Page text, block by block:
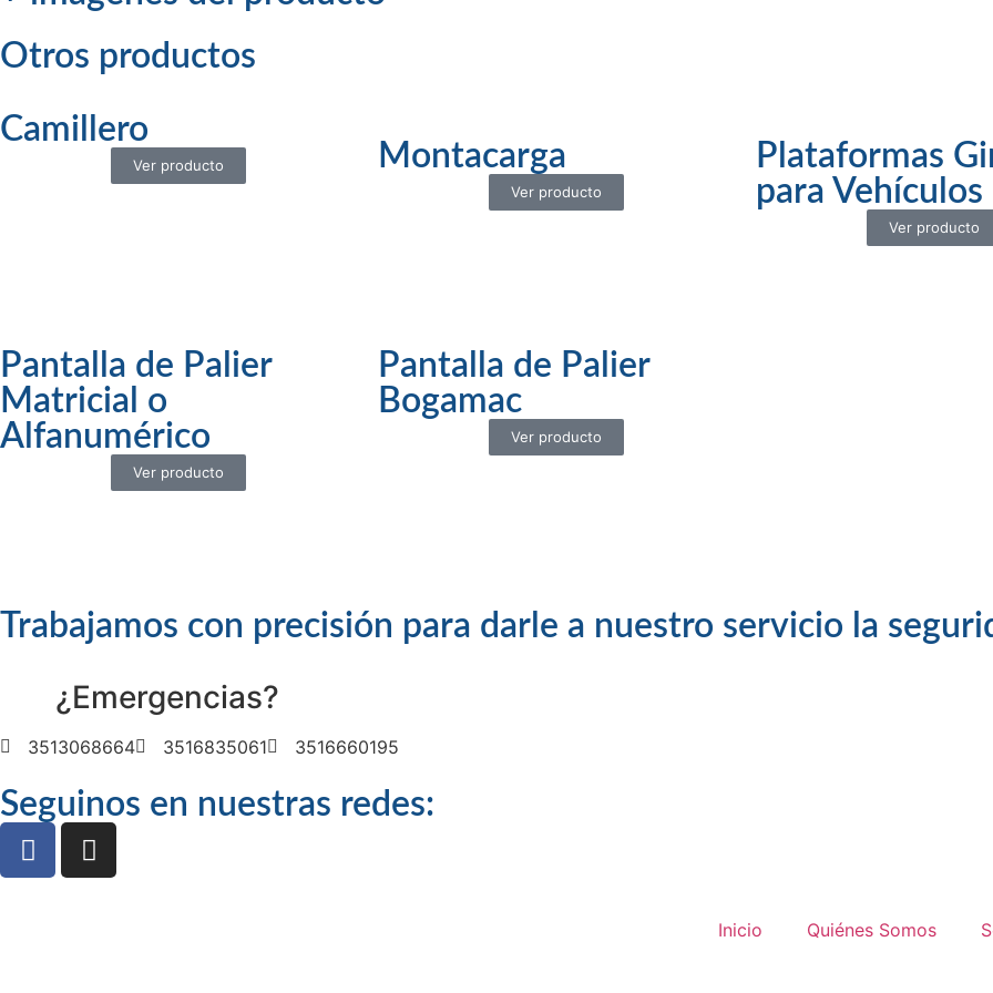
Otros productos
Camillero
Ver producto Montacarga
Ver producto
Plataformas
para Vehículos
Ver producto
Pantalla de Palier
Matricial o
Alfanumérico
Ver producto
Pantalla de Palier
Bogamac
Ver producto
Trabajamos con precisión para darle a nuestro servicio la
¿Emergencias?
3513068664 3516835061 3516660195
Seguinos en nuestras redes:
Inicio Quiénes Somos